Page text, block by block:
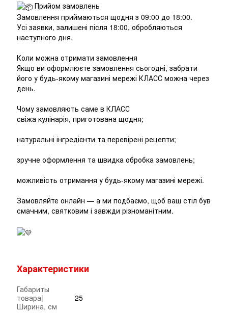
Прийом замовлень
Замовлення приймаються щодня з 09:00 до 18:00.
Усі заявки, залишені після 18:00, обробляються
наступного дня.
Коли можна отримати замовлення
Якщо ви оформлюєте замовлення сьогодні, забрати
його у будь-якому магазині мережі КЛАСС можна через
день.
Чому замовляють саме в КЛАСС
свіжа кулінарія, приготована щодня;
натуральні інгредієнти та перевірені рецепти;
зручне оформлення та швидка обробка замовлень;
можливість отримання у будь-якому магазині мережі.
Замовляйте онлайн — а ми подбаємо, щоб ваш стіл був
смачним, святковим і завжди різноманітним.
Характеристики
Габариты
товара|
Ширина, см
25